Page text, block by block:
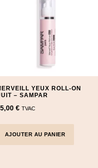
YEUX ROLL-ON
– SAMPAR
€ TVAC
AJOUTER AU PANIER